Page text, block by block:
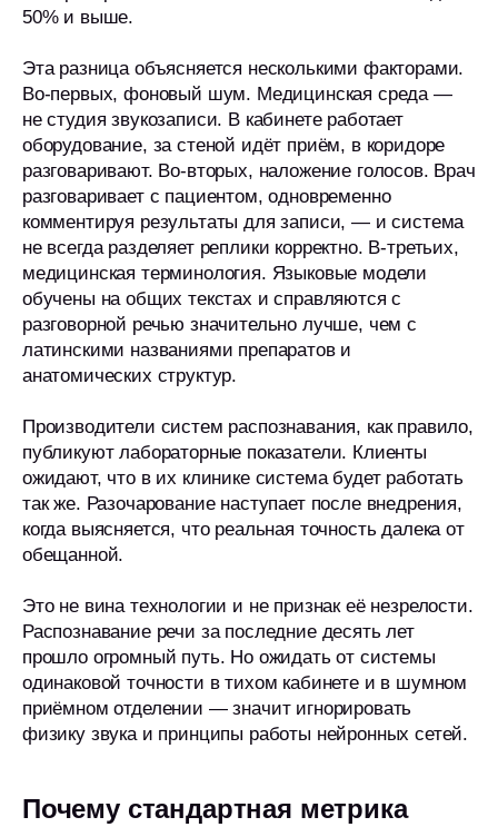
50% и выше.
Эта разница объясняется несколькими факторами.
Во-первых, фоновый шум. Медицинская среда —
не студия звукозаписи. В кабинете работает
оборудование, за стеной идёт приём, в коридоре
разговаривают. Во-вторых, наложение голосов. Врач
разговаривает с пациентом, одновременно
комментируя результаты для записи, — и система
не всегда разделяет реплики корректно. В-третьих,
медицинская терминология. Языковые модели
обучены на общих текстах и справляются с
разговорной речью значительно лучше, чем с
латинскими названиями препаратов и
анатомических структур.
Производители систем распознавания, как правило,
публикуют лабораторные показатели. Клиенты
ожидают, что в их клинике система будет работать
так же. Разочарование наступает после внедрения,
когда выясняется, что реальная точность далека от
обещанной.
Это не вина технологии и не признак её незрелости.
Распознавание речи за последние десять лет
прошло огромный путь. Но ожидать от системы
одинаковой точности в тихом кабинете и в шумном
приёмном отделении — значит игнорировать
физику звука и принципы работы нейронных сетей.
Почему стандартная метрика